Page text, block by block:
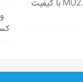
بررسی مانیتور گیمینگ گیگابایت MO27U2 با کیفیت